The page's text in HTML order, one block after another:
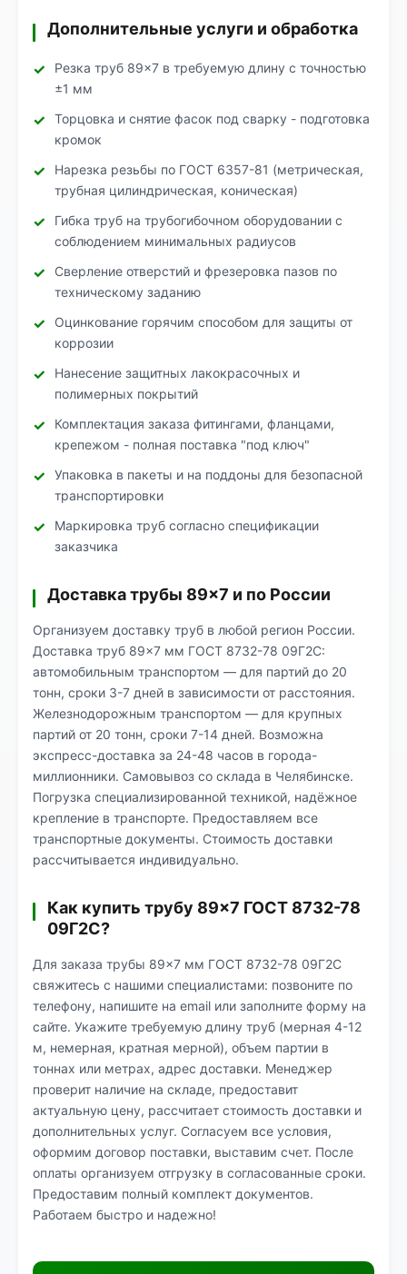
Дополнительные услуги и обработка
Резка труб 89×7 в требуемую длину с точностью
±1 мм
Торцовка и снятие фасок под сварку - подготовка
кромок
Нарезка резьбы по ГОСТ 6357-81 (метрическая,
трубная цилиндрическая, коническая)
Гибка труб на трубогибочном оборудовании с
соблюдением минимальных радиусов
Сверление отверстий и фрезеровка пазов по
техническому заданию
Оцинкование горячим способом для защиты от
коррозии
Нанесение защитных лакокрасочных и
полимерных покрытий
Комплектация заказа фитингами, фланцами,
крепежом - полная поставка "под ключ"
Упаковка в пакеты и на поддоны для безопасной
транспортировки
Маркировка труб согласно спецификации
заказчика
Доставка трубы 89×7 и по России
Организуем доставку труб в любой регион России.
Доставка труб 89×7 мм ГОСТ 8732-78 09Г2С:
автомобильным транспортом — для партий до 20
тонн, сроки 3-7 дней в зависимости от расстояния.
Железнодорожным транспортом — для крупных
партий от 20 тонн, сроки 7-14 дней. Возможна
экспресс-доставка за 24-48 часов в города-
миллионники. Самовывоз со склада в Челябинске.
Погрузка специализированной техникой, надёжное
крепление в транспорте. Предоставляем все
транспортные документы. Стоимость доставки
рассчитывается индивидуально.
Как купить трубу 89×7 ГОСТ 8732-78
09Г2С?
Для заказа трубы 89×7 мм ГОСТ 8732-78 09Г2С
свяжитесь с нашими специалистами: позвоните по
телефону, напишите на email или заполните форму на
сайте. Укажите требуемую длину труб (мерная 4-12
м, немерная, кратная мерной), объем партии в
тоннах или метрах, адрес доставки. Менеджер
проверит наличие на складе, предоставит
актуальную цену, рассчитает стоимость доставки и
дополнительных услуг. Согласуем все условия,
оформим договор поставки, выставим счет. После
оплаты организуем отгрузку в согласованные сроки.
Предоставим полный комплект документов.
Работаем быстро и надежно!